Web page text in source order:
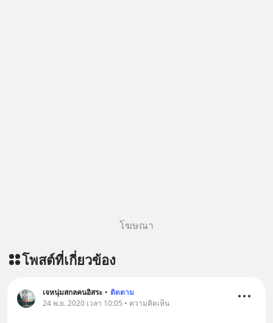
โฆษณา
โพสต์ที่เกี่ยวข้อง
เจหนุ่มสกลคนอิสระ • ติดตาม
24 พ.ย. 2020 เวลา 10:05 • ความคิดเห็น